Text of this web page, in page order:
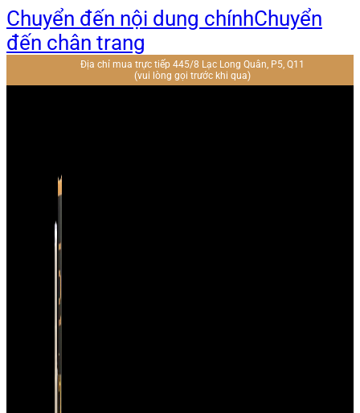
Chuyển đến nội dung chínhChuyển
đến chân trang
Địa chỉ mua trực tiếp 445/8 Lạc Long Quân, P5, Q11
(vui lòng gọi trước khi qua)